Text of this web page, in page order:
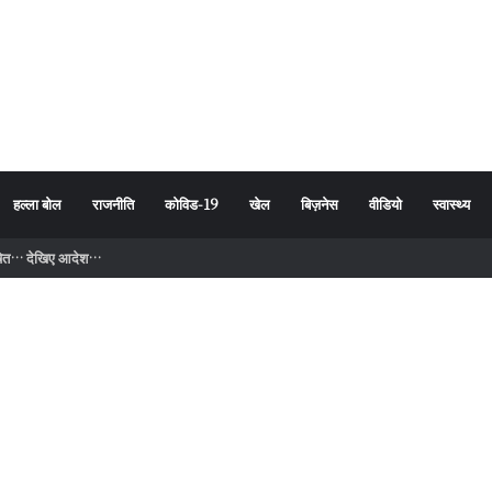
हल्ला बोल राजनीति कोविड-19 खेल बिज़नेस वीडियो स्वास्थ्य
जा रहा बड़ा मौका, जानिए क्या है खास?